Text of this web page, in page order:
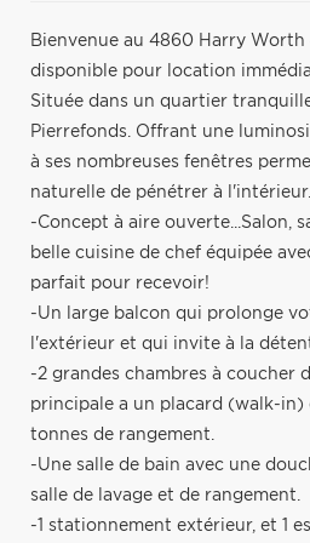
Bienvenue au 4860 Harry
disponible pour location
Située dans un quartier
Pierrefonds. Offrant une
à ses nombreuses fenêtres
naturelle de pénétrer à l'intérieur.
-Concept à aire ouverte...Salon,
belle cuisine de chef équipée
parfait pour recevoir!
-Un large balcon qui prolonge
l'extérieur et qui invite à la
-2 grandes chambres à coucher
principale a un placard (walk-in)
tonnes de rangement.
-Une salle de bain avec une
salle de lavage et de rangement.
-1 stationnement extérieur, et 1